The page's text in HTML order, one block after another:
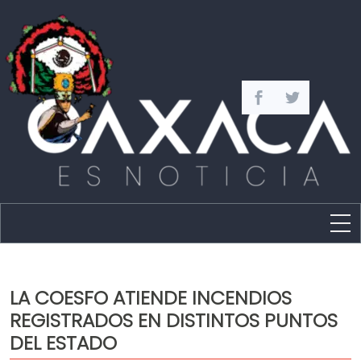
Capital
Policíaca
LA COESFO ATIENDE INCENDIOS
REGISTRADOS EN DISTINTOS PUNTOS
DEL ESTADO